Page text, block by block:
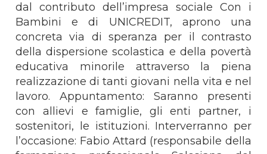
dal contributo dell’impresa sociale Con i
Bambini e di UNICREDIT, aprono una
concreta via di speranza per il contrasto
della dispersione scolastica e della povertà
educativa minorile attraverso la piena
realizzazione di tanti giovani nella vita e nel
lavoro. Appuntamento: Saranno presenti
con allievi e famiglie, gli enti partner, i
sostenitori, le istituzioni. Interverranno per
l’occasione: Fabio Attard (responsabile della